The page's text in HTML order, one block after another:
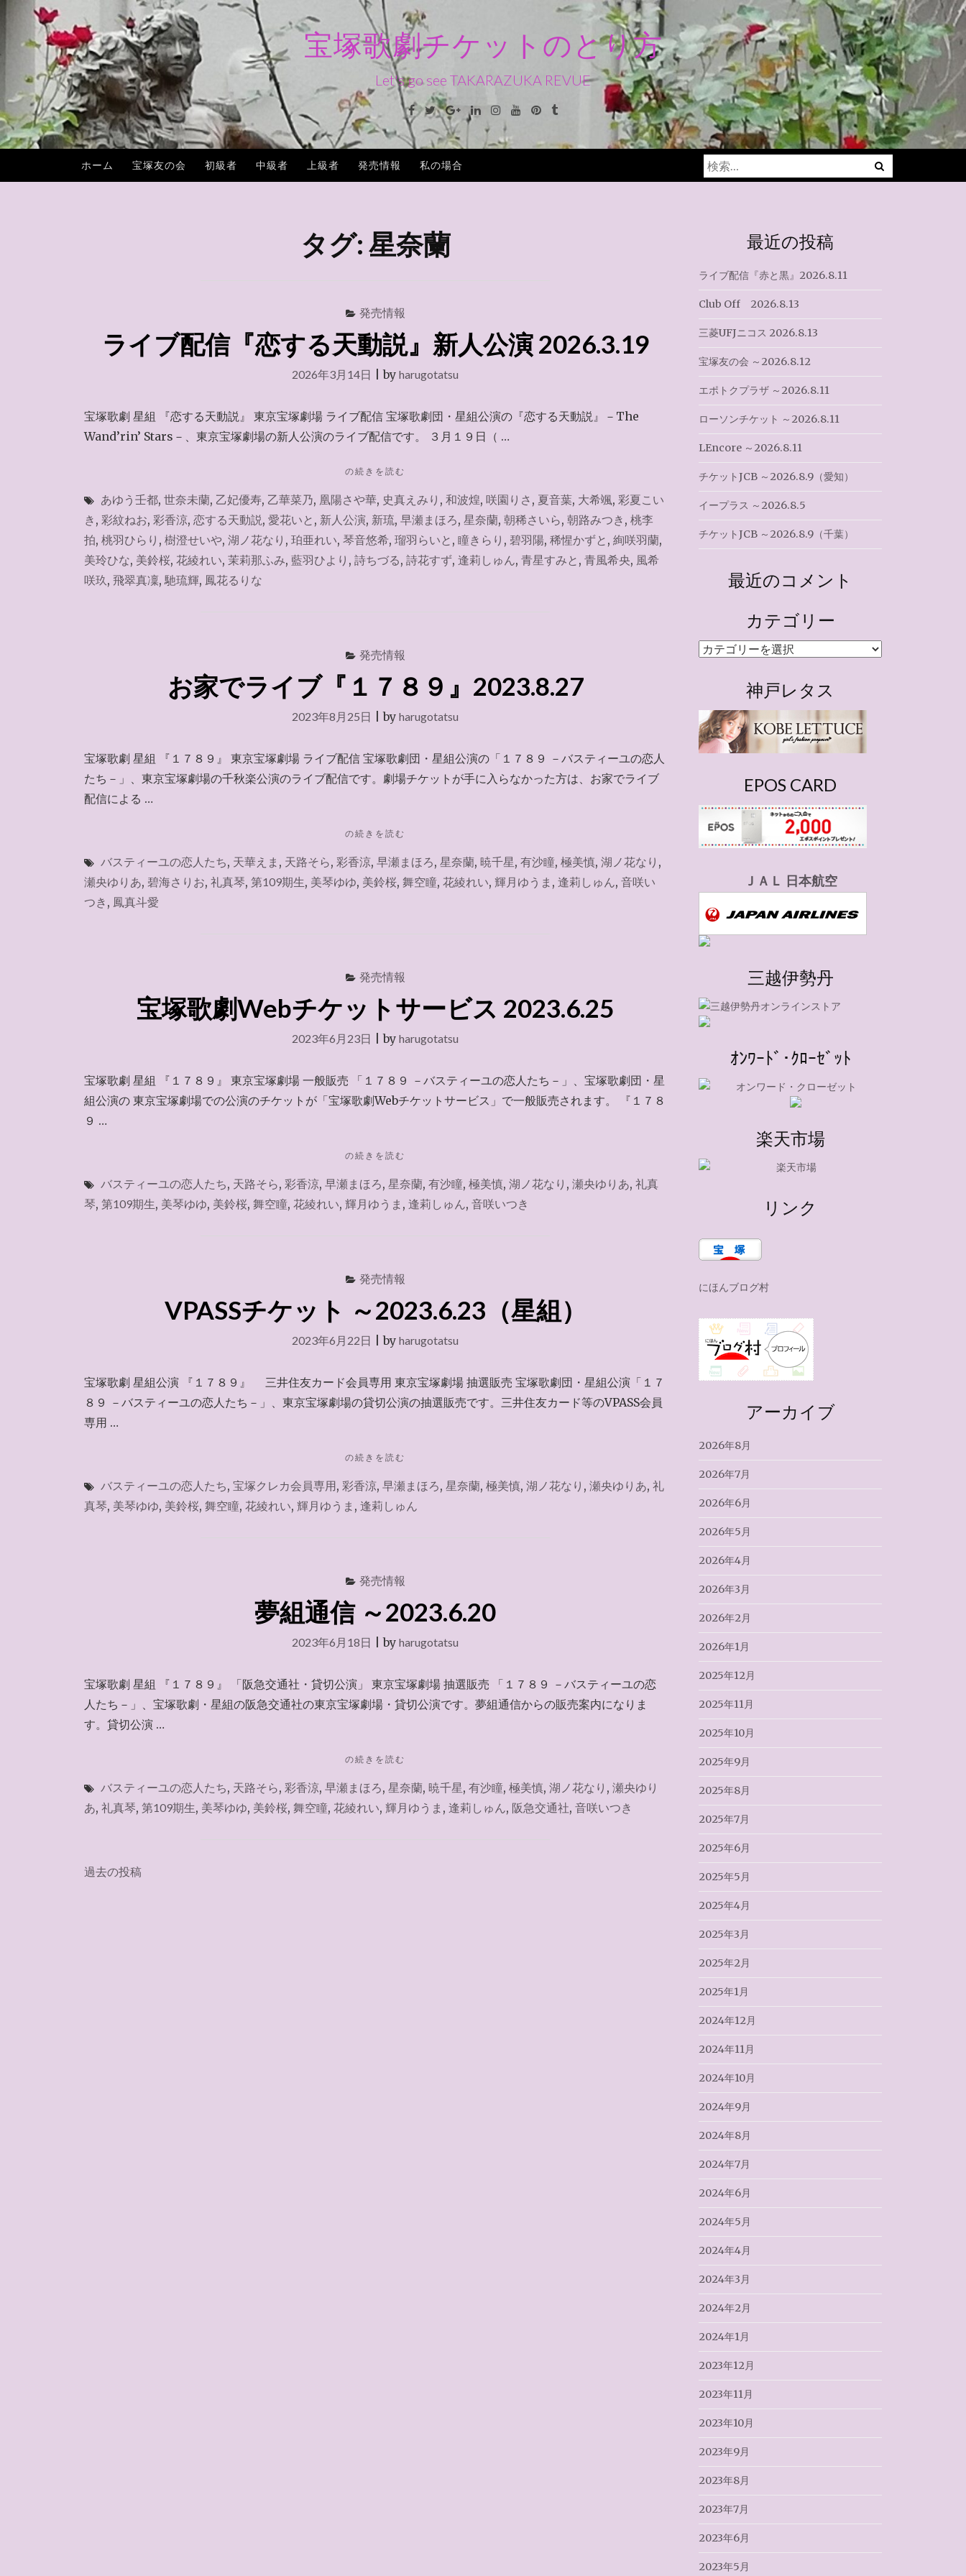
へ
ス
キ
宝塚歌劇チケットのとり方
Let's go see TAKARAZUKA REVUE
Facebook
TwitterGoogle+LinkedinInstagramYoutubePinterest
Tumblr
ホーム 宝塚友の会 初級者 中級者 上級者 発売情報 私の場合
検
索:
タグ:星奈蘭
発売情報
ライブ配信『恋する天動説』新人公演 2026.3.19
2026年3月14日 |by harugotatsu
宝塚歌劇 星組 『恋する天動説』 東京宝塚劇場 ライブ配信 宝塚歌劇団・星組公演の『恋する天動説』－The
Wand’rin’ Stars－、東京宝塚劇場の新人公演のライブ配信です。 ３月１９日（ …
"ラ
ブ
配
『恋
す
人
演
2026.3.19"
の続きを読む
あゆう壬都, 世奈未蘭, 乙妃優寿, 乙華菜乃, 凰陽さや華, 史真えみり , 和波煌, 咲園りさ , 夏音葉, 大希颯, 彩夏こい
き , 彩紋ねお, 彩香涼, 恋する天動説, 愛花いと , 新人公演, 新琉, 早瀬まほろ, 星奈蘭, 朝稀さいら, 朝路みつき , 桃李
拍, 桃羽ひらり , 樹澄せいや, 湖ノ花なり , 珀亜れい, 琴音悠希, 瑠羽らいと , 瞳きらり , 碧羽陽, 稀惺かずと , 絢咲羽蘭,
美玲ひな, 美鈴桜, 花綾れい, 茉莉那ふみ, 藍羽ひより , 詩ちづる, 詩花すず, 逢莉しゅん, 青星すみと , 青風希央, 風希
咲玖 , 飛翠真凜,馳琉輝, 鳳花るりな
発売情報
お家でライブ『１７８９』2023.8.27
2023年8月25日 |by harugotatsu
宝塚歌劇 星組 『１７８９』 東京宝塚劇場 ライブ配信 宝塚歌劇団・星組公演の「１７８９ －バスティーユの恋人
たち－」、東京宝塚劇場の千秋楽公演のライブ配信です。劇場チケットが手に入らなかった方は、お家でライブ
配信による …
"お
で
ラ
2023.8.27"
の続きを読む
バスティーユの恋人たち, 天華えま , 天路そら, 彩香涼, 早瀬まほろ, 星奈蘭, 暁千星, 有沙瞳, 極美慎, 湖ノ花なり ,
瀬央ゆりあ, 碧海さりお, 礼真琴, 第109期生, 美琴ゆゆ, 美鈴桜, 舞空瞳, 花綾れい, 輝月ゆうま , 逢莉しゅん, 音咲い
つき , 鳳真斗愛
発売情報
宝塚歌劇Webチケットサービス 2023.6.25
2023年6月23日 |by harugotatsu
宝塚歌劇 星組 『１７８９』 東京宝塚劇場 一般販売 「１７８９ －バスティーユの恋人たち－」、宝塚歌劇団・星
組公演の 東京宝塚劇場での公演のチケットが「宝塚歌劇Webチケットサービス」で一般販売されます。 『１７８
９ …
"宝
歌
劇
ト
ス
2023.6.25"
の続きを読む
バスティーユの恋人たち, 天路そら, 彩香涼, 早瀬まほろ, 星奈蘭, 有沙瞳, 極美慎, 湖ノ花なり , 瀬央ゆりあ, 礼真
琴, 第109期生, 美琴ゆゆ, 美鈴桜, 舞空瞳, 花綾れい, 輝月ゆうま , 逢莉しゅん, 音咲いつき
発売情報
VPASSチケット ～2023.6.23（星組）
2023年6月22日 |by harugotatsu
宝塚歌劇 星組公演 『１７８９』 三井住友カード会員専用 東京宝塚劇場 抽選販売 宝塚歌劇団・星組公演「１７
８９ －バスティーユの恋人たち－」、東京宝塚劇場の貸切公演の抽選販売です。三井住友カード等のVPASS会員
専用 …
"VPASS
ケ
ッ
の続きを読む
バスティーユの恋人たち, 宝塚クレカ会員専用, 彩香涼, 早瀬まほろ, 星奈蘭, 極美慎, 湖ノ花なり , 瀬央ゆりあ, 礼
真琴, 美琴ゆゆ, 美鈴桜, 舞空瞳, 花綾れい, 輝月ゆうま , 逢莉しゅん
発売情報
夢組通信 ～2023.6.20
2023年6月18日 |by harugotatsu
宝塚歌劇 星組 『１７８９』 「阪急交通社・貸切公演」 東京宝塚劇場 抽選販売 「１７８９ －バスティーユの恋
人たち－」、宝塚歌劇・星組の阪急交通社の東京宝塚劇場・貸切公演です。夢組通信からの販売案内になりま
す。貸切公演 …
"夢
通
信
の続きを読む
バスティーユの恋人たち, 天路そら, 彩香涼, 早瀬まほろ, 星奈蘭, 暁千星, 有沙瞳, 極美慎, 湖ノ花なり , 瀬央ゆり
あ, 礼真琴, 第109期生, 美琴ゆゆ, 美鈴桜, 舞空瞳, 花綾れい, 輝月ゆうま , 逢莉しゅん, 阪急交通社, 音咲いつき
投
過去の投稿
最近の投稿
ライブ配信『赤と黒』2026.8.11
Club Off 2026.8.13
三菱UFJニコス 2026.8.13
宝塚友の会 ～2026.8.12
エポトクプラザ ～2026.8.11
ローソンチケット ～2026.8.11
LEncore ～2026.8.11
チケットJCB ～2026.8.9（愛知）
イープラス ～2026.8.5
チケットJCB ～2026.8.9（千葉）
最近のコメント
カテゴリー
カ
ー
神戸レタス
EPOS CARD
ＪＡＬ 日本航空
三越伊勢丹
ｵﾝﾜｰﾄﾞ･ｸﾛｰｾﾞｯﾄ
楽天市場
リンク
にほんブログ村
アーカイブ
2026年8月
2026年7月
2026年6月
2026年5月
2026年4月
2026年3月
2026年2月
2026年1月
2025年12月
2025年11月
2025年10月
2025年9月
2025年8月
2025年7月
2025年6月
2025年5月
2025年4月
2025年3月
2025年2月
2025年1月
2024年12月
2024年11月
2024年10月
2024年9月
2024年8月
2024年7月
2024年6月
2024年5月
2024年4月
2024年3月
2024年2月
2024年1月
2023年12月
2023年11月
2023年10月
2023年9月
2023年8月
2023年7月
2023年6月
2023年5月